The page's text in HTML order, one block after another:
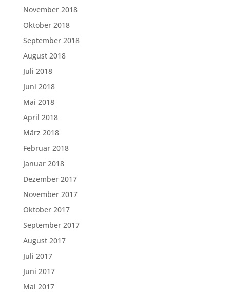
November 2018
Oktober 2018
September 2018
August 2018
Juli 2018
Juni 2018
Mai 2018
April 2018
März 2018
Februar 2018
Januar 2018
Dezember 2017
November 2017
Oktober 2017
September 2017
August 2017
Juli 2017
Juni 2017
Mai 2017